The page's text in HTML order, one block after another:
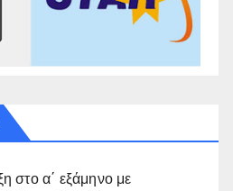
στο α΄ εξάμηνο με